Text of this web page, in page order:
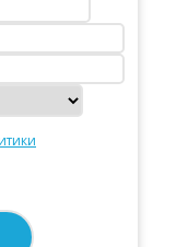
это поле пустым.